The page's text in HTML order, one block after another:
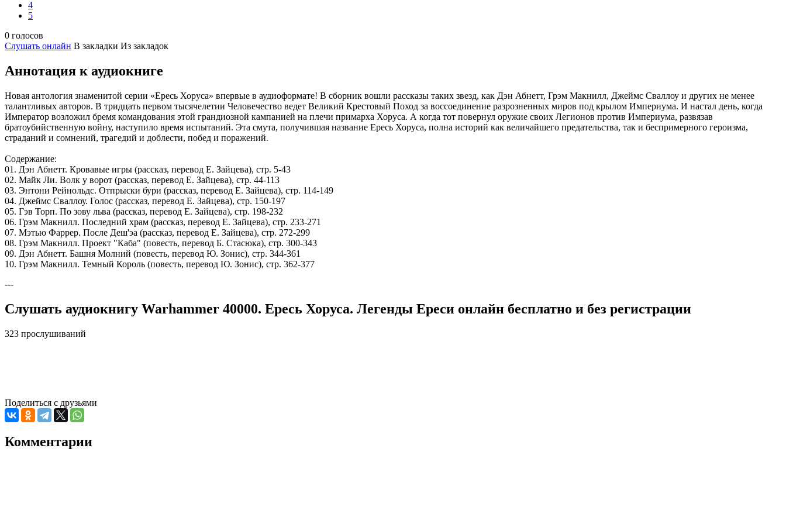
4
5
0 голосов
Слушать онлайн В закладки Из закладок
Аннотация к аудиокниге
Новая антология знаменитой серии «Ересь Хоруса» впервые в аудиоформате! В сборник вошли рассказы таких звезд, как Дэн Абнетт, Грэм Макнилл, Джеймс Сваллоу и других не менее
талантливых авторов. В тридцать первом тысячелетии Человечество ведет Великий Крестовый Поход за воссоединение разрозненных миров под крылом Империума. И настал день, когда
Император возложил бремя командования этой грандиозной кампанией на плечи примарха Хоруса. А когда тот повернул оружие своих Легионов против Империума, развязав
братоубийственную войну, наступило время испытаний. Эта смута, получившая название Ересь Хоруса, полна историй как величайшего предательства, так и беспримерного героизма,
страданий и сомнений, трагедий и доблести, побед и поражений.
Содержание:
01. Дэн Абнетт. Кровавые игры (рассказ, перевод Е. Зайцева), стр. 5-43
02. Майк Ли. Волк у ворот (рассказ, перевод Е. Зайцева), стр. 44-113
03. Энтони Рейнольдс. Отпрыски бури (рассказ, перевод Е. Зайцева), стр. 114-149
04. Джеймс Сваллоу. Голос (рассказ, перевод Е. Зайцева), стр. 150-197
05. Гэв Торп. По зову льва (рассказ, перевод Е. Зайцева), стр. 198-232
06. Грэм Макнилл. Последний храм (рассказ, перевод Е. Зайцева), стр. 233-271
07. Мэтью Фаррер. После Деш'эа (рассказ, перевод Е. Зайцева), стр. 272-299
08. Грэм Макнилл. Проект "Каба" (повесть, перевод Б. Стасюка), стр. 300-343
09. Дэн Абнетт. Башня Молний (повесть, перевод Ю. Зонис), стр. 344-361
10. Грэм Макнилл. Темный Король (повесть, перевод Ю. Зонис), стр. 362-377
---
Слушать аудиокнигу Warhammer 40000. Ересь Хоруса. Легенды Ереси онлайн бесплатно и без регистрации
323 прослушиваний
Поделиться с друзьями
Комментарии